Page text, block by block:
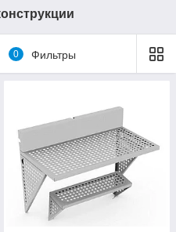
0 Фильтры